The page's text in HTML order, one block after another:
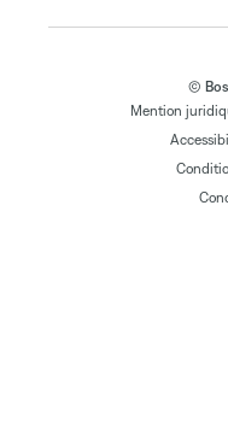
©
Mention